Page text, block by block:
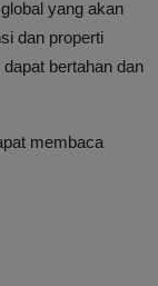
yang akan
dan properti
bertahan dan
membaca